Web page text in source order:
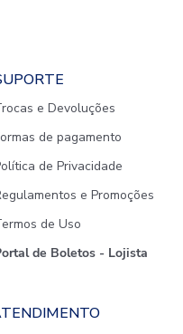
e Devoluções
de pagamento
de Privacidade
e Promoções
de Uso
de Boletos - Lojista